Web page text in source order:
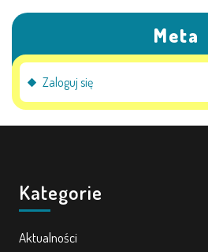
Meta
Zaloguj się
Kategorie
Aktualności